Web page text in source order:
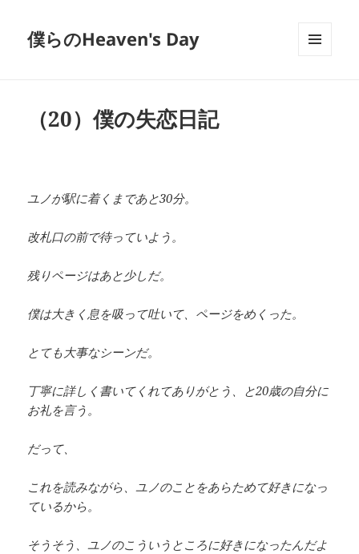
僕らのHeaven's Day
（20）僕の失恋日記
ユノが駅に着くまであと30分。
改札口の前で待っていよう。
残りページはあと少しだ。
僕は大きく息を吸って吐いて、ページをめくった。
とても大事なシーンだ。
丁寧に詳しく書いてくれてありがとう、と20歳の自分に
お礼を言う。
だって、
これを読みながら、ユノのことをあらためて好きになっ
ているから。
そうそう、ユノのこういうところに好きになったんだよ